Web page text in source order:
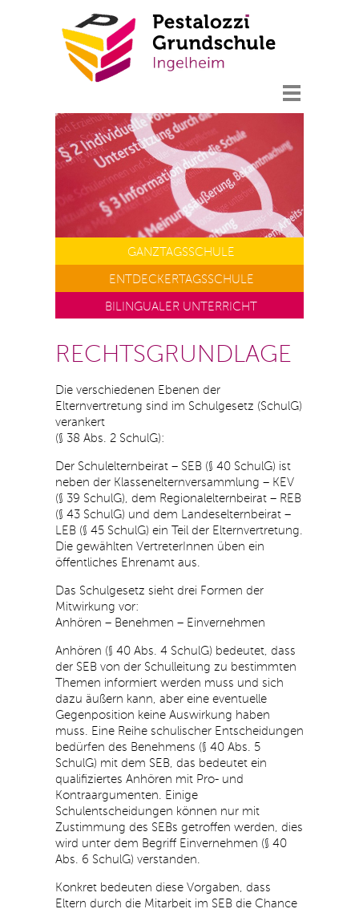
GANZTAGSSCHULE
ENTDECKERTAGSSCHULE
BILINGUALER UNTERRICHT
RECHTSGRUNDLAGE
Die verschiedenen Ebenen der
Elternvertretung sind im Schulgesetz (SchulG)
verankert
(§ 38 Abs. 2 SchulG):
Der Schulelternbeirat – SEB (§ 40 SchulG) ist
neben der Klassenelternversammlung – KEV
(§ 39 SchulG), dem Regionalelternbeirat – REB
(§ 43 SchulG) und dem Landeselternbeirat –
LEB (§ 45 SchulG) ein Teil der Elternvertretung.
Die gewählten VertreterInnen üben ein
öffentliches Ehrenamt aus.
Das Schulgesetz sieht drei Formen der
Mitwirkung vor:
Anhören – Benehmen – Einvernehmen
Anhören (§ 40 Abs. 4 SchulG) bedeutet, dass
der SEB von der Schulleitung zu bestimmten
Themen informiert werden muss und sich
dazu äußern kann, aber eine eventuelle
Gegenposition keine Auswirkung haben
muss. Eine Reihe schulischer Entscheidungen
bedürfen des Benehmens (§ 40 Abs. 5
SchulG) mit dem SEB, das bedeutet ein
qualifiziertes Anhören mit Pro- und
Kontraargumenten. Einige
Schulentscheidungen können nur mit
Zustimmung des SEBs getroffen werden, dies
wird unter dem Begriff Einvernehmen (§ 40
Abs. 6 SchulG) verstanden.
Konkret bedeuten diese Vorgaben, dass
Eltern durch die Mitarbeit im SEB die Chance